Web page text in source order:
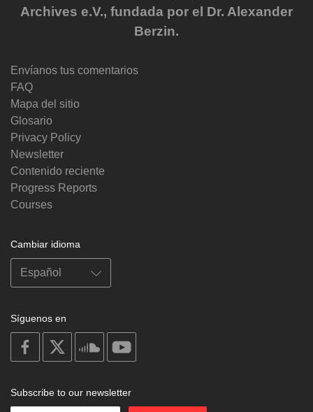
Archives e.V., fundada por el Dr. Alexander
Berzin.
Envíanos tus comentarios
FAQ
Mapa del sitio
Glosario
Privacy Policy
Newsletter
Contenido reciente
Progress Reports
Courses
Cambiar idioma
Síguenos en
on
facebook
soundcloud
Subscribe to our newsletter